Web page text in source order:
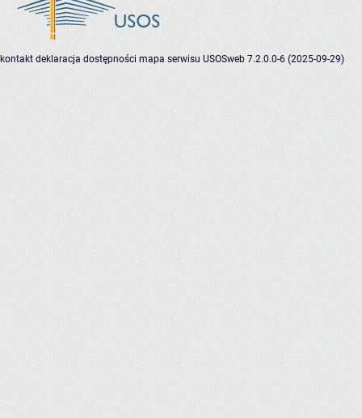
kontakt deklaracja dostępności mapa serwisu USOSweb 7.2.0.0-6 (2025-09-29)